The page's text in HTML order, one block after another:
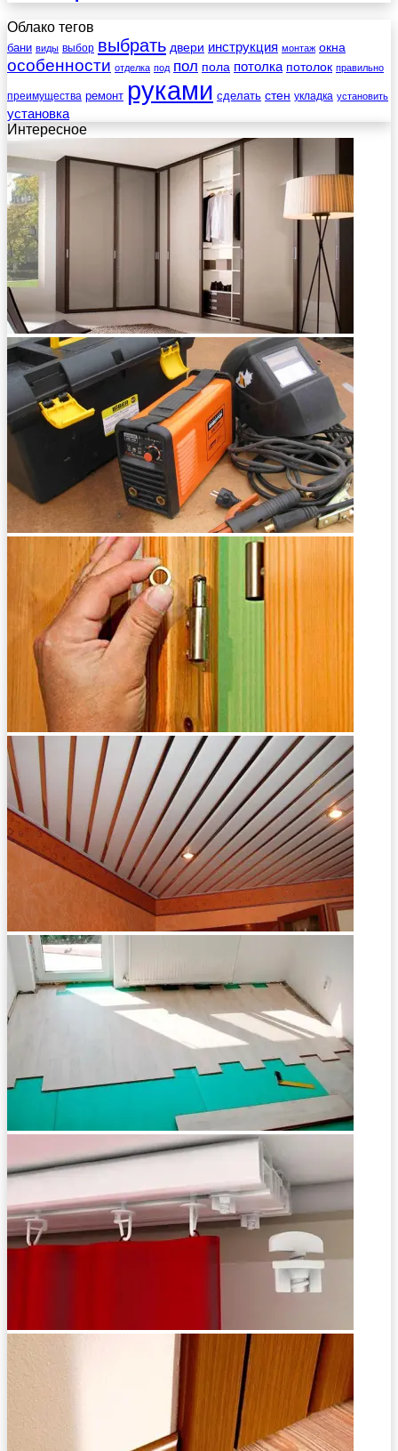
Облако тегов
бани виды выбор выбрать двери инструкция монтаж окна
особенности отделка под пол пола потолка потолок правильно
преимущества ремонт руками сделать стен укладка установить
установка
Интересное